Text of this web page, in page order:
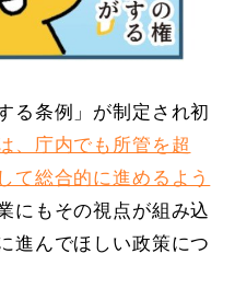
る条例」が制定され初
、庁内でも所管を超
て総合的に進めるよう
にもその視点が組み込
進んでほしい政策につ